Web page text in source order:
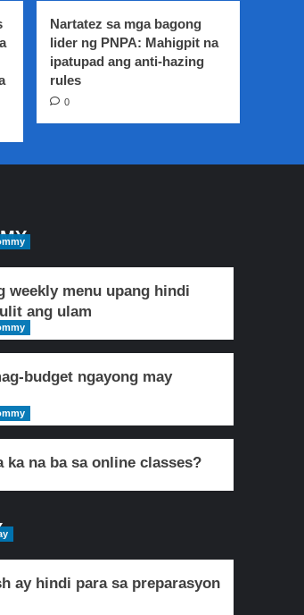
Nartatez sa mga bagong
lider ng PNPA: Mahigpit na
ipatupad ang anti-hazing
rules
0
weekly menu upang hindi
ang ulam
budget ngayong may
ka na ba sa online classes?
ay hindi para sa preparasyon